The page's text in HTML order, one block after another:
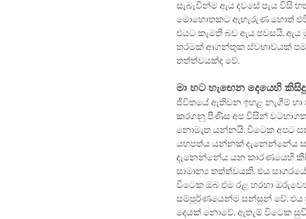
සැබැවින්ම ඇය දවසේ පැය විසි
මොහොතකට ඇහැරුණ හොත්
එයට කැමති බව ඇය පවසයි.
තරමක් ආගන්තුක ස්වභාවයක්
තත්ත්වයක්ද වේ.
මා හට හැඟෙන දෙයෙහි
ජීවිතයේ ඇතිවන ඉහළ නැගීම් හා
කරගනු පිණිස අප විසින්
නොමැත යන්නයි. විටෙක අපට
යහපත්ය යන්නක් දැනෙන්නේය
දැනෙන්නේය යන කාරණයෙහි
සාමාන්‍ය තත්ත්වයකි. එය
විටෙක ඔබ එම රළ හරහා
සම්පූර්ණයෙන්ම සන්සුන් වේ. එය
දෙයක් නොවේ. ඇතැම් විටෙක